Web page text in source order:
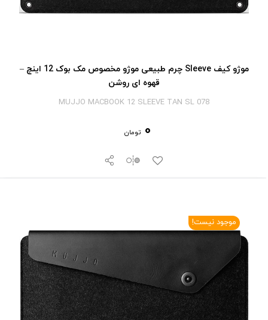
موژو کیف Sleeve چرم طبیعی موژو مخصوص مک بوک 12 اینچ –
قهوه ای روشن
MUJJO MACBOOK 12 SLEEVE TAN SL 078
0 تومان
موجود نیست!